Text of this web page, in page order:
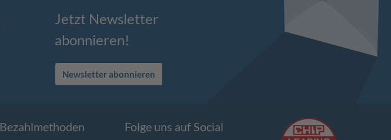
Jetzt Newsletter
abonnieren!
Newsletter abonnieren
Bezahlmethoden
Folge uns auf Social